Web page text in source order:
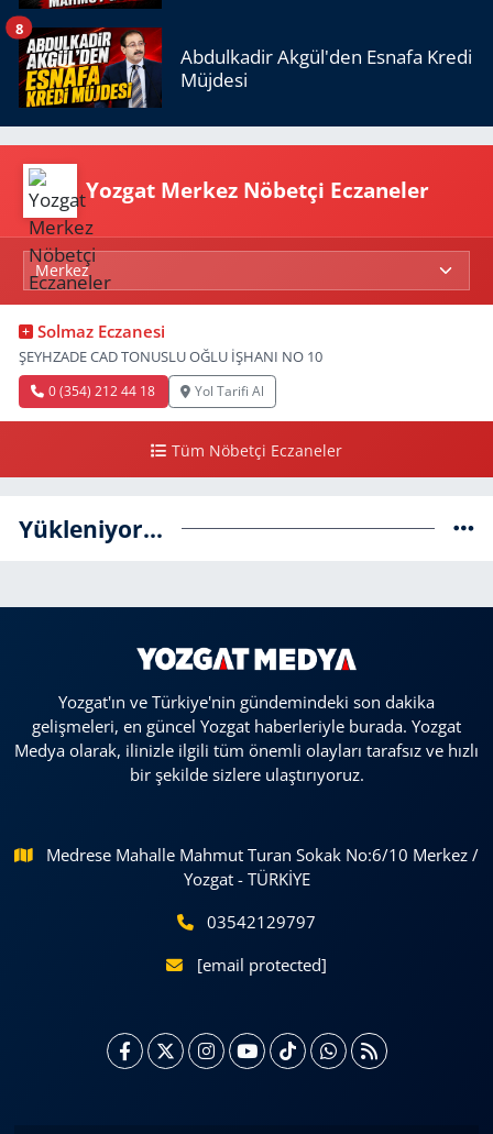
Abdulkadir Akgül'den Esnafa Kredi
Müjdesi
8
Yozgat Merkez Nöbetçi Eczaneler
Solmaz Eczanesi
ŞEYHZADE CAD TONUSLU OĞLU İŞHANI NO 10
0 (354) 212 44 18 Yol Tarifi Al
Tüm Nöbetçi Eczaneler
Yükleniyor...
Yozgat'ın ve Türkiye'nin gündemindeki son dakika
gelişmeleri, en güncel Yozgat haberleriyle burada. Yozgat
Medya olarak, ilinizle ilgili tüm önemli olayları tarafsız ve hızlı
bir şekilde sizlere ulaştırıyoruz.
Medrese Mahalle Mahmut Turan Sokak No:6/10 Merkez /
Yozgat - TÜRKİYE
03542129797
[email protected]